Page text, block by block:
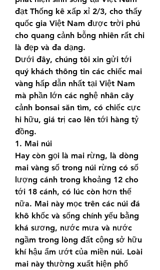
đạt Thống kê xấp xỉ 2/3, cho thấy
quốc gia Việt Nam được trời phú
cho quang cảnh bỗng nhiên rất chi
là đẹp và đa dạng.
Dưới đây, chúng tôi xin gửi tới
quý khách thông tin các chiếc mai
vàng hấp dẫn nhất tại Việt Nam
mà phần lớn các nghệ nhân cây
cảnh bonsai săn tìm, có chiếc cực
hi hữu, giá trị cao lên tới hàng tỷ
đồng.
1. Mai núi
Hay còn gọi là mai rừng, là dòng
mai vàng số trong núi rừng có số
lượng cánh trong khoảng 12 cho
tới 18 cánh, có lúc còn hơn thế
nữa. Mai này mọc trên các núi đá
khô khốc và sống chính yếu bằng
khá sương, nước mưa và nước
ngầm trong lòng đất cộng sở hữu
khí hậu ẩm ướt của miền núi. Loài
mai này thường xuất hiện phổ